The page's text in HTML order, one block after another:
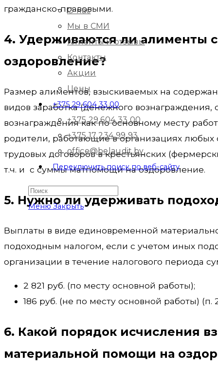
О нас
Мы в СМИ
Клиенты и отзывы
Контакты
Акции
Цены
+375 29 604 33 00
+375 29 604 33 00
+375 17 234 99 93
office@belaudit.by
Переключить поиск по веб-сайту
Меню Закрыть
гражданско-правовыми.
4. Удерживаются ли алименты
оздоровление?
Размер алиментов, взыскиваемых на
видов заработка (денежного
вознаграждения как по основному месту
родители, работающие в организациях
трудовых договоров в крестьянских
т.ч. и с суммы матпомощи на оздоровление.
5. Нужно ли удерживать
Выплаты в виде единовременной
подоходным налогом, если с учетом иных
организации в течение налогового периода
2 821 руб. (по месту основной работы);
186 руб. (не по месту основной работы) (п.
6. Какой порядок исчисления
материальной помощи на